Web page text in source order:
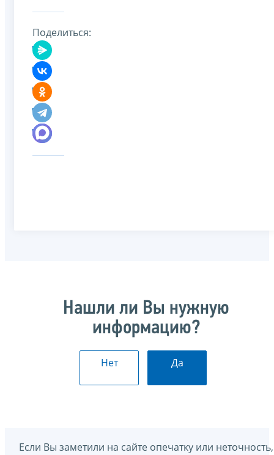
Поделиться:
Нашли ли Вы нужную
информацию?
Нет Да
Если Вы заметили на сайте опечатку или неточность,